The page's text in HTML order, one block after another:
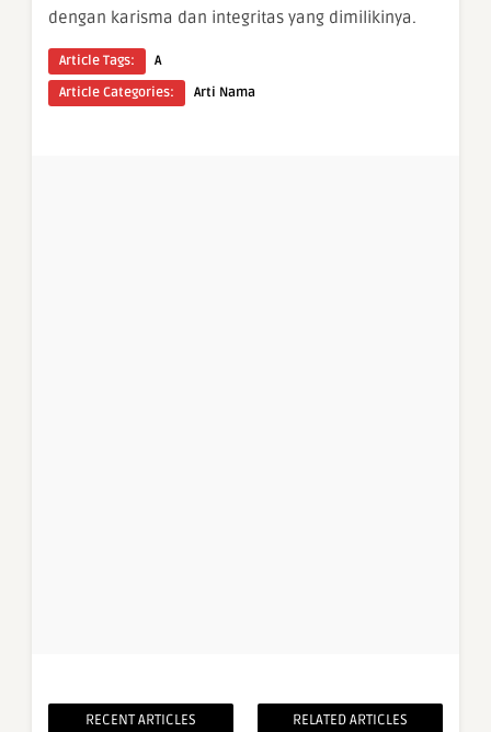
dengan karisma dan integritas yang dimilikinya.
Article Tags:
A
Article Categories:
Arti Nama
RECENT ARTICLES RELATED ARTICLES